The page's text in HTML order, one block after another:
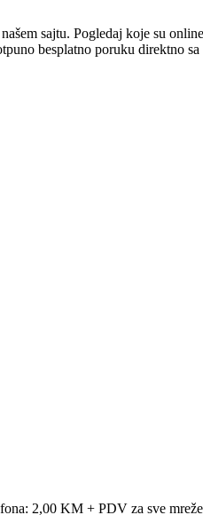
sajtu. Pogledaj koje su
besplatno poruku direktno sa
2,00 KM + PDV za sve